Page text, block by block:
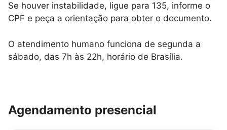
Se houver instabilidade, ligue para 135, informe o
CPF e peça a orientação para obter o documento.
O atendimento humano funciona de segunda a
sábado, das 7h às 22h, horário de Brasília.
Agendamento presencial